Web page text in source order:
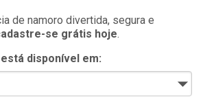
de namoro divertida, segura e
se grátis hoje.
disponível em: